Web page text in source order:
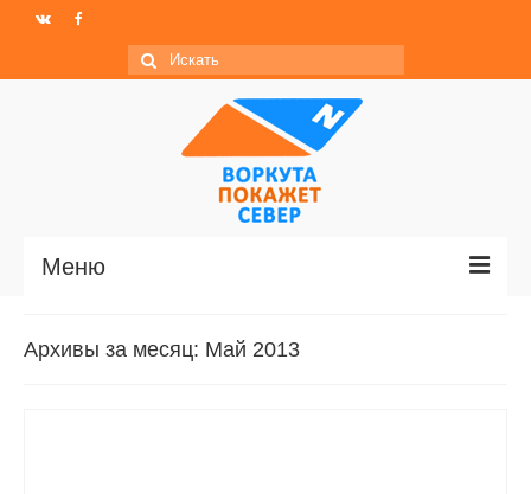
Искать:
Меню
Архивы за месяц: Май 2013